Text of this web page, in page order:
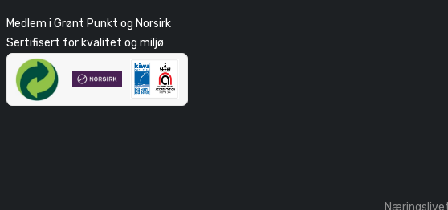
Medlem i Grønt Punkt og Norsirk
Sertifisert for kvalitet og miljø